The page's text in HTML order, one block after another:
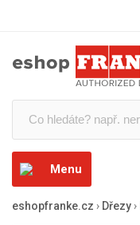
Menu
eshopfranke.cz › Dřezy›